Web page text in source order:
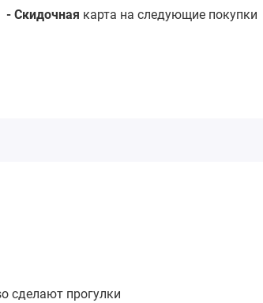
- Скидочная карта на следующие покупки
сделают прогулки